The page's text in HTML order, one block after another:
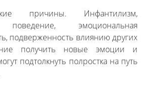
причины. Инфантилизм,
поведение, эмоциональная
подверженность влиянию других
получить новые эмоции и
подтолкнуть полростка на путь